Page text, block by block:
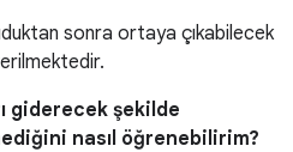
sonra ortaya çıkabilecek
giderecek şekilde
nasıl öğrenebilirim?